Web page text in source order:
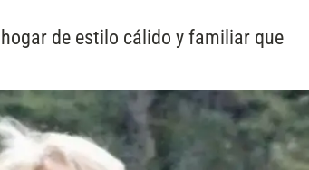
de estilo cálido y familiar que